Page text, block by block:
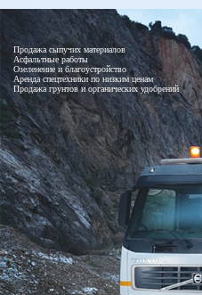
Продажа сыпучих материалов
Асфальтные работы
Озеленение и благоустройство
Аренда спецтехники по низким ценам
Продажа грунтов и органических удобрений